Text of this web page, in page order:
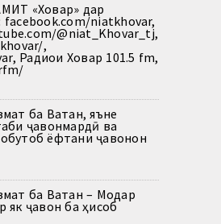
«Ховар» дар
niatkhovar,
@niat_Khovar_tj,
,
Радиои Ховар 101.5 fm,
ба Ватан, яъне
ҷавонмардӣ ва
ёфтани ҷавонон
ба Ватан – Модар
як ҷавон ба ҳисоб